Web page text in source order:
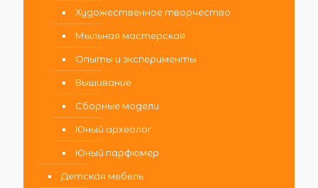
Художественное творчество
Мыльная мастерская
Опыты и эксперименты
Вышивание
Сборные модели
Юный археолог
Юный парфюмер
Детская мебель